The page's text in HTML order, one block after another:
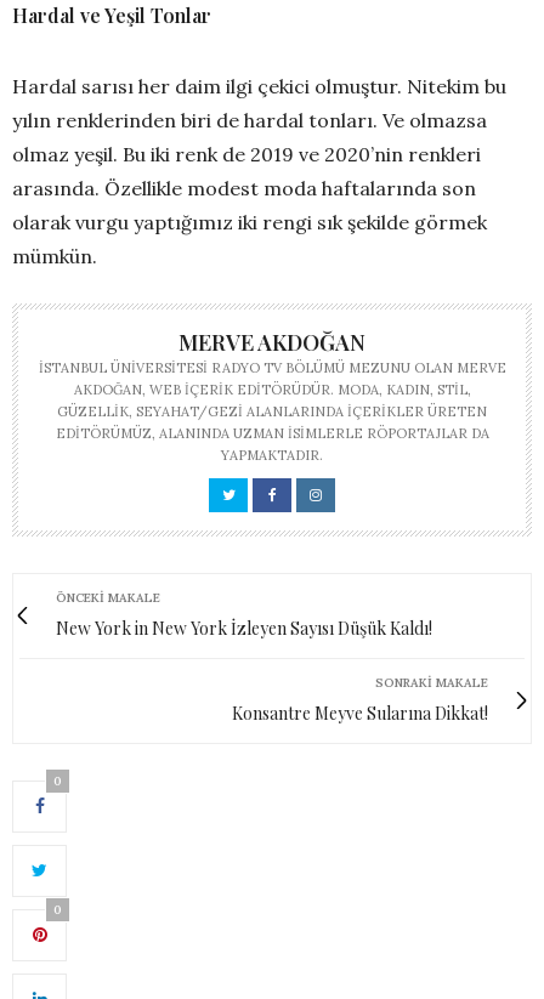
Hardal ve Yeşil Tonlar
Hardal sarısı her daim ilgi çekici olmuştur. Nitekim bu
yılın renklerinden biri de hardal tonları. Ve olmazsa
olmaz yeşil. Bu iki renk de 2019 ve 2020’nin renkleri
arasında. Özellikle modest moda haftalarında son
olarak vurgu yaptığımız iki rengi sık şekilde görmek
mümkün.
MERVE AKDOĞAN
İSTANBUL ÜNIVERSITESI RADYO TV BÖLÜMÜ MEZUNU OLAN MERVE
AKDOĞAN, WEB IÇERIK EDITÖRÜDÜR. MODA, KADIN, STIL,
GÜZELLIK, SEYAHAT/GEZI ALANLARINDA IÇERIKLER ÜRETEN
EDITÖRÜMÜZ, ALANINDA UZMAN ISIMLERLE RÖPORTAJLAR DA
YAPMAKTADIR.
ÖNCEKI MAKALE
New York in New York İzleyen Sayısı Düşük Kaldı!
SONRAKI MAKALE
Konsantre Meyve Sularına Dikkat!
0
0